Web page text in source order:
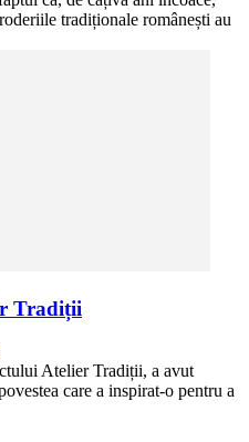
tradiționale românești au
Tradiții
Atelier Tradiții, a avut
care a inspirat-o pentru a